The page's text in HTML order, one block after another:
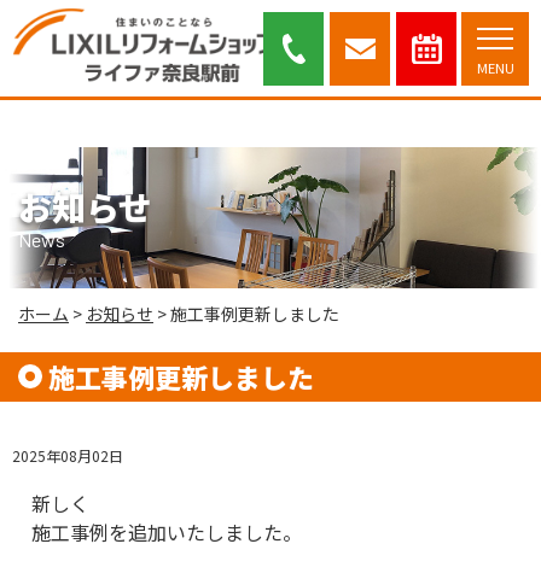
MENU
施工事例更新しました｜奈良市・木津川市を中心に安心と信頼のリフォーム
提案を行っております。
お知らせ
News
ホーム > お知らせ >施工事例更新しました
施工事例更新しました
2025年08月02日
新しく
施工事例を追加いたしました。